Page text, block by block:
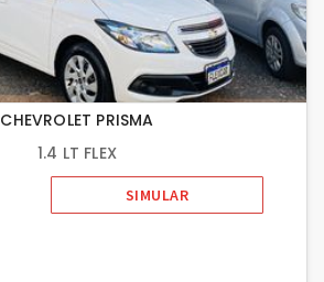
CHEVROLET PRISMA
1.4 LT FLEX
SIMULAR